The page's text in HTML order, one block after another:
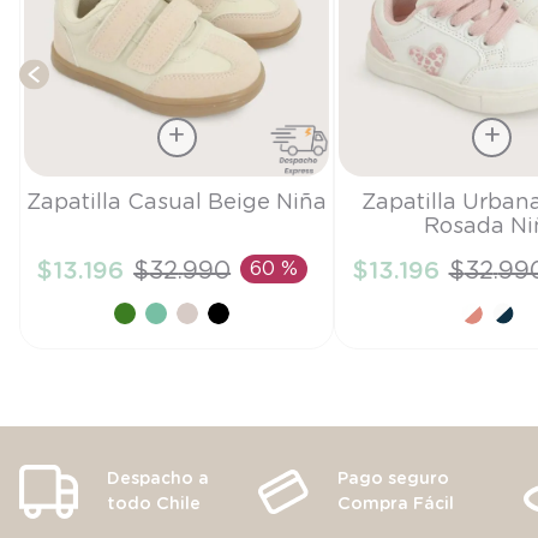
Talla
AÑADIR AL CARRITO
Zapatilla Casual Beige Niña
$13.196 $32.990 60 %
Talla
AÑADIR AL
Zapatilla
Rosada
$13.196 $32.
Despacho a
todo Chile
Pago seguro
Compra Fácil